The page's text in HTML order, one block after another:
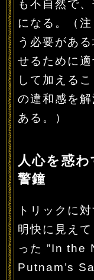
も不自然で
になる。（
う必要があ
せるために
して加える
の違和感を
ある。）
人心を惑
警鐘
トリックに
明快に見え
った ”In the
Putnam’s